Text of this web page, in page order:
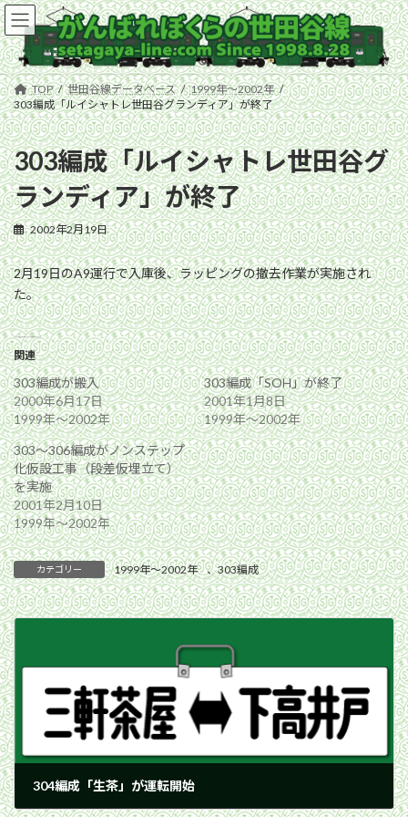
コ
ン
テ
ン
ツ
へ
ス
キ
ッ
プ
ナ
ビ
ゲ
ー
シ
ョ
ン
に
移
動
TOP 世田谷線データベース
1999年〜2002年
303編成「ルイシャトレ世田谷グランディア」が終了
303編成「ルイシャトレ世田谷グ
ランディア」が終了
2002年2月19日
2月19日のA9運行で入庫後、ラッピングの撤去作業が実施され
た。
関連
303編成が搬入
2000年6月17日
1999年〜2002年
303編成「SOH」が終了
2001年1月8日
1999年〜2002年
303〜306編成がノンステップ
化仮設工事（段差仮埋立て）
を実施
2001年2月10日
1999年〜2002年
カテゴリー 1999年〜2002年 、303編成
304編成「生茶」が運転開始